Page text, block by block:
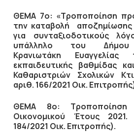
ΘΕΜΑ 7ο: «Τροποποίηση
την καταβολή
για συνταξιοδοτικούς
υπάλληλο του Δήμου
Κρανιωτάκη Ευαγγελίας
εκπαιδευτικής βαθμίδας
Καθαριστριών Σχολικών
αριθ. 166/2021 Οικ.
ΘΕΜΑ 8ο: Τροποποίηση
Οικονομικού Έτους
184/2021 Οικ. Επιτροπής).